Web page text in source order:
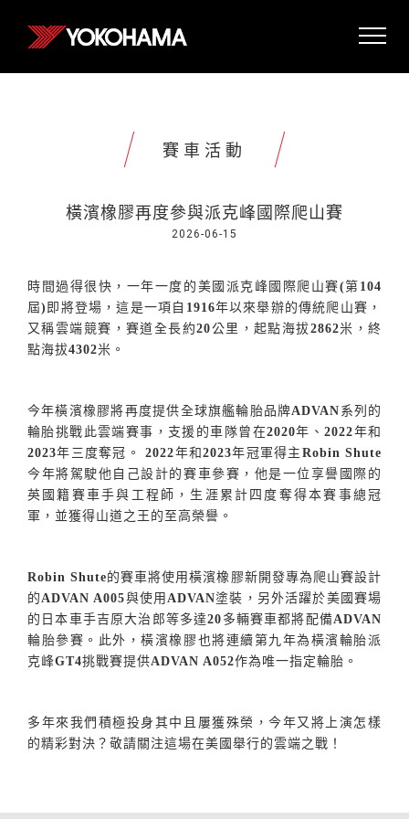
賽車活動
橫濱橡膠再度參與派克峰國際爬山賽
2026-06-15
時間過得很快，一年一度的美國派克峰國際爬山賽(第 104
屆) 即將登場，這是一項自 1916年以來舉辦的傳統爬山賽，
又稱雲端競賽，賽道全長約20公里，起點海拔2862米，終
點海拔4302米。
今年橫濱橡膠將再度提供全球旗艦輪胎品牌ADVAN 系列的
輪胎挑戰此雲端賽事，支援的車隊曾在2020年、2022年和
2023年三度奪冠。 2022年和2023年冠軍得主 Robin Shute
今年將駕駛他自己設計的賽車參賽，他是一位享譽國際的
英國籍賽車手與工程師，生涯累計四度奪得本賽事總冠
軍，並獲得山道之王的至高榮譽。
Robin Shute的賽車將使用橫濱橡膠新開發專為爬山賽設計
的 ADVAN A005與使用 ADVAN塗裝，另外活躍於美國賽場
的日本車手吉原大治郎等多達20 多輛賽車都將配備ADVAN
輪胎參賽。此外，橫濱橡膠也將連續第九年為橫濱輪胎派
克峰GT4挑戰賽提供ADVAN A052作為唯一指定輪胎。
多年來我們積極投身其中且屢獲殊榮，今年又將上演怎樣
的精彩對決？敬請關注這場在美國舉行的雲端之戰！